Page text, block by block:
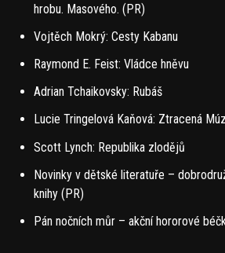
hrobu. Masového. (PR)
Vojtěch Mokrý: Cesty Kabanu
Raymond E. Feist: Vládce hněvu
Adrian Tchaikovsky: Rubáš
Lucie Tringelová Kaňová: Ztracená
Scott Lynch: Republika zlodějů
Novinky v dětské literatuře –
knihy (PR)
Pán nočních můr – akční hororové